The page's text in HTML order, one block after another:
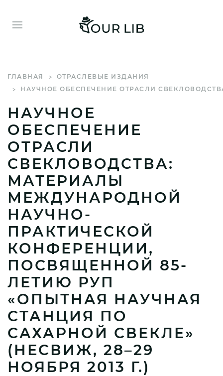
ГЛАВНАЯ
ОТРАСЛЕВЫЕ ИЗДАНИЯ
НАУЧНОЕ ОБЕСПЕЧЕНИЕ ОТРАСЛИ
НАУЧНОЕ
ОБЕСПЕЧЕНИЕ
ОТРАСЛИ
СВЕКЛОВОДСТВА:
МАТЕРИАЛЫ
МЕЖДУНАРОДНОЙ
НАУЧНО-
ПРАКТИЧЕСКОЙ
КОНФЕРЕНЦИИ,
ПОСВЯЩЕННОЙ 85-
ЛЕТИЮ РУП
«ОПЫТНАЯ НАУЧНАЯ
СТАНЦИЯ ПО
САХАРНОЙ СВЕКЛЕ»
(НЕСВИЖ, 28–29
НОЯБРЯ 2013 Г.)